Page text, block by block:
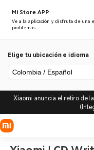
Mi Store APP
Ve a la aplicación y disfruta de una
problemas.
Elige tu ubicación e idioma
Colombia / Español
Xiaomi anuncia el retiro de